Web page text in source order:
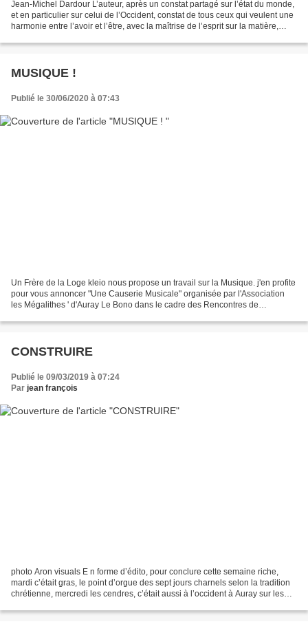
Jean-Michel Dardour L’auteur, après un constat partagé sur l’état du monde,
et en particulier sur celui de l’Occident, constat de tous ceux qui veulent une
harmonie entre l’avoir et l’être, avec la maîtrise de l’esprit sur la matière,
MUSIQUE !
Publié le 30/06/2020 à 07:43
Un Frère de la Loge kleio nous propose un travail sur la Musique. j'en profite
pour vous annoncer "Une Causerie Musicale" organisée par l'Association
les Mégalithes ' d'Auray Le Bono dans le cadre des Rencontres de
CONSTRUIRE
Publié le 09/03/2019 à 07:24
Par jean françois
photo Aron visuals E n forme d’édito, pour conclure cette semaine riche,
mardi c’était gras, le point d’orgue des sept jours charnels selon la tradition
chrétienne, mercredi les cendres, c’était aussi à l’occident à Auray sur les